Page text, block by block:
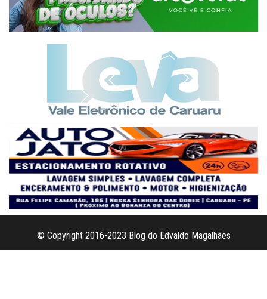
© Copyright 2016-2023 Blog do Edvaldo Magalhães